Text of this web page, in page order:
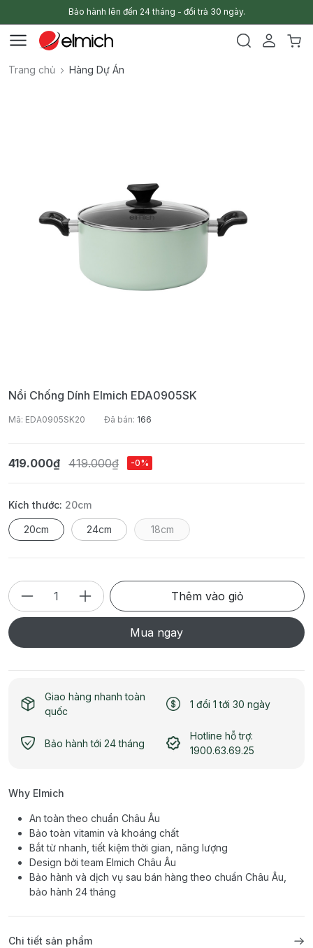
Bảo hành lên đến 24 tháng - đổi trả 30 ngày.
Trang chủ Hàng Dự Án
Nồi Chống Dính Elmich EDA0905SK
Mã: EDA0905SK20 Đã bán: 166
419.000₫ 419.000₫ -0%
Kích thước: 20cm
20cm 24cm 18cm
Thêm vào giỏ
Mua ngay
Giao hàng nhanh toàn
quốc
1 đổi 1 tới 30 ngày
Bảo hành tới 24 tháng
Hotline hỗ trợ:
1900.63.69.25
Why Elmich
An toàn theo chuẩn Châu Âu
Bảo toàn vitamin và khoáng chất
Bắt từ nhanh, tiết kiệm thời gian, năng lượng
Design bởi team Elmich Châu Âu
Bảo hành và dịch vụ sau bán hàng theo chuẩn Châu Âu,
bảo hành 24 tháng
Chi tiết sản phẩm